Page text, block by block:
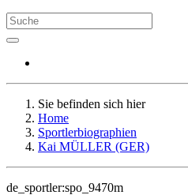
Sie befinden sich hier
Home
Sportlerbiographien
Kai MÜLLER (GER)
de_sportler:spo_9470m